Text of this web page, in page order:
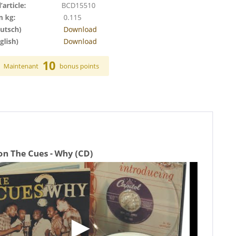
BCD15510
kg:
0.115
Download
Download
Maintenant 10 bonus points
The Cues - Why (CD)